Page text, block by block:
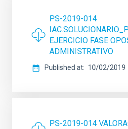
PS-2019-014
EJERCICIO FASE
ADMINISTRATIVO
Published at 10/02/2019
PS-2019-014